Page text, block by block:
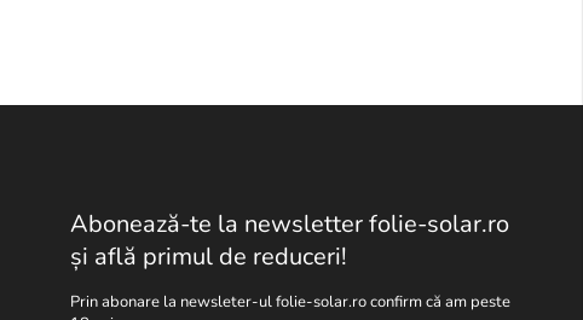
Abonează-te la newsletter folie-solar.ro
și află primul de reduceri!
Prin abonare la newsleter-ul folie-solar.ro confirm că am peste